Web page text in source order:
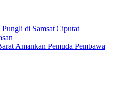
di Samsat Ciputat
Amankan Pemuda Pembawa